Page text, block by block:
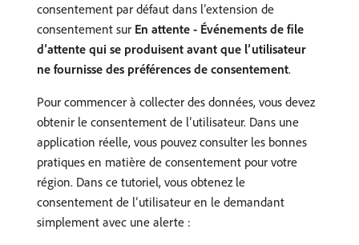
consentement par défaut dans l’extension de
consentement sur En attente - Événements de file
d’attente qui se produisent avant que l’utilisateur
ne fournisse des préférences de consentement.
Pour commencer à collecter des données, vous devez
obtenir le consentement de l’utilisateur. Dans une
application réelle, vous pouvez consulter les bonnes
pratiques en matière de consentement pour votre
région. Dans ce tutoriel, vous obtenez le
consentement de l’utilisateur en le demandant
simplement avec une alerte :